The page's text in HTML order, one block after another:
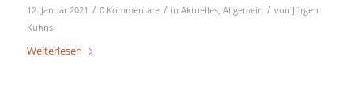
12. Januar 2021 / 0 Kommentare / in Aktuelles, Allgemein / von Jürgen
Kuhns
Weiterlesen